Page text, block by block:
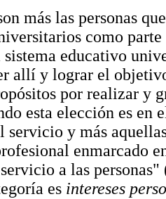
más las personas
como
sistema educativo
allí y lograr el
por realizar y
esta elección es en
servicio y más
enmarcado
a las
es intereses